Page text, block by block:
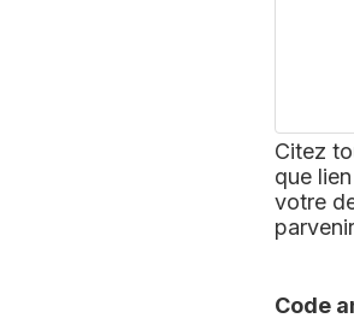
Citez
que
votre
Code